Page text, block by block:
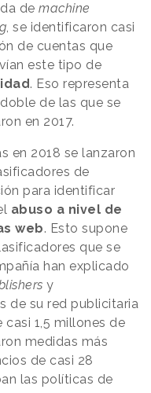
de machine
, se identificaron casi
de cuentas que
este tipo de
. Eso representa
de las que se
en 2017.
en 2018 se lanzaron
de
para identificar
abuso a nivel de
web. Esto supone
que se
han explicado
y
de su red publicitaria
1,5 millones de
medidas más
de casi 28
las políticas de